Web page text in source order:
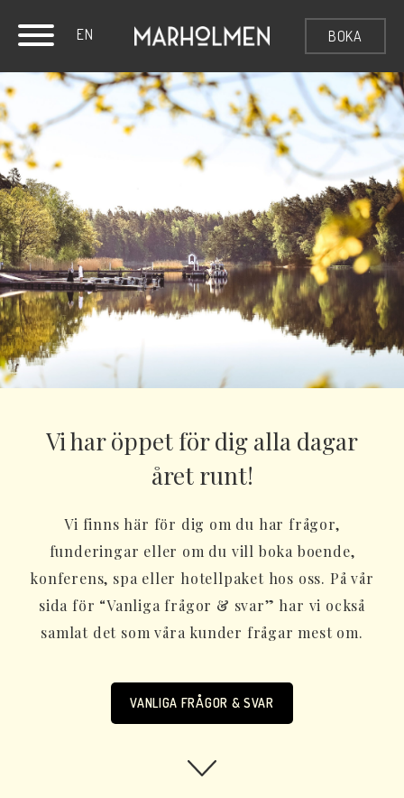
EN BOKA
Vi har öppet för dig alla dagar
året runt!
Vi finns här för dig om du har frågor,
funderingar eller om du vill boka boende,
konferens, spa eller hotellpaket hos oss. På vår
sida för “Vanliga frågor & svar” har vi också
samlat det som våra kunder frågar mest om.
VANLIGA FRÅGOR & SVAR